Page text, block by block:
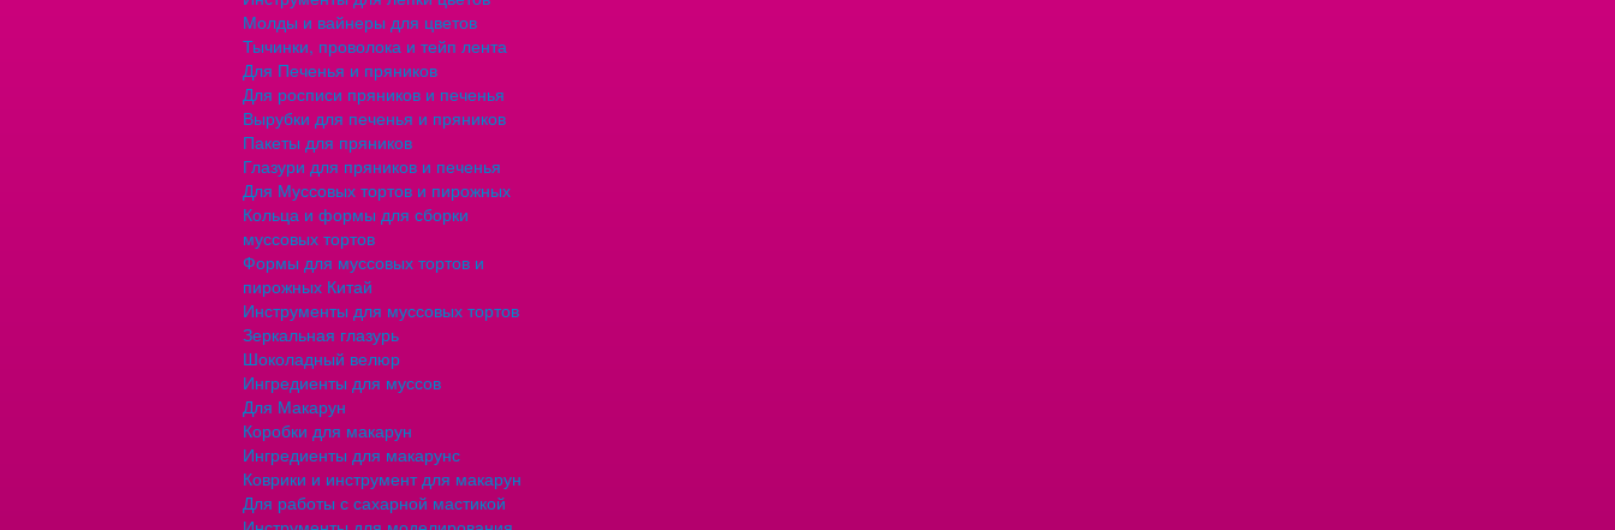
Молды и вайнеры для цветов
Тычинки, проволока и тейп лента
Для Печенья и пряников
Для росписи пряников и печенья
Вырубки для печенья и пряников
Пакеты для пряников
Глазури для пряников и печенья
Для Муссовых тортов и пирожных
Кольца и формы для сборки
муссовых тортов
Формы для муссовых тортов и
пирожных Китай
Инструменты для муссовых тортов
Зеркальная глазурь
Шоколадный велюр
Ингредиенты для муссов
Для Макарун
Коробки для макарун
Ингредиенты для макарунс
Коврики и инструмент для макарун
Для работы с сахарной мастикой